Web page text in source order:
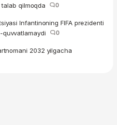
qilmoqda
0
Infantinoning FIFA prezidenti
quvvatlamaydi
0
2032 yilgacha